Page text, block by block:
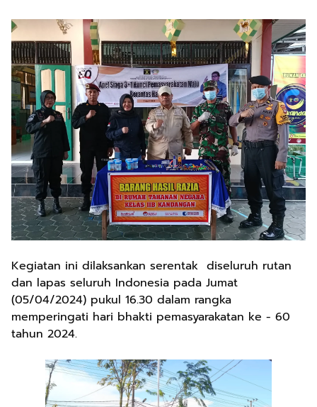
Kegiatan ini dilaksankan serentak diseluruh rutan
dan lapas seluruh Indonesia pada Jumat
(05/04/2024) pukul 16.30 dalam rangka
memperingati hari bhakti pemasyarakatan ke - 60
tahun 2024.